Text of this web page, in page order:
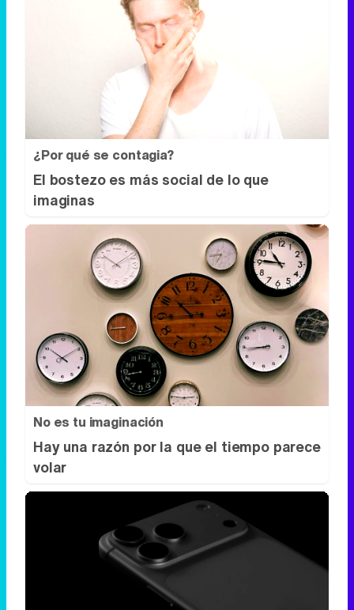
¿Por qué se contagia?
El bostezo es más social de lo que
imaginas
No es tu imaginación
Hay una razón por la que el tiempo parece
volar